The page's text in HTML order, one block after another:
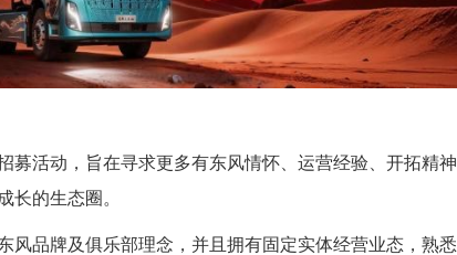
募活动，旨在寻求更多有东风情怀、运营经验、开拓精神
长的生态圈。
风品牌及俱乐部理念，并且拥有固定实体经营业态，熟悉